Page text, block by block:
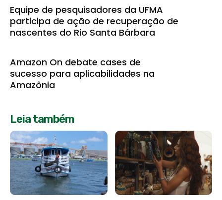
Equipe de pesquisadores da UFMA
participa de ação de recuperação de
nascentes do Rio Santa Bárbara
Amazon On debate cases de
sucesso para aplicabilidades na
Amazônia
Leia também